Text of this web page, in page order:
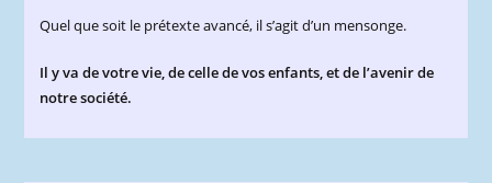
Quel que soit le prétexte avancé, il s’agit d’un mensonge.
Il y va de votre vie, de celle de vos enfants, et de l’avenir de
notre société.